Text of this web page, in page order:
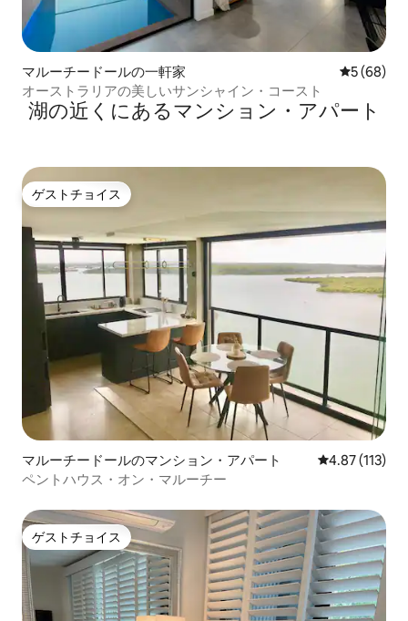
マルーチードールの一軒家 レビュー
5 (68)
オーストラリアの美しいサンシャイン・コースト
湖の近くにあるマンション・アパート
ゲストチョイス
ゲストチョイス
マルーチードールのマンション・アパート レビュー113
4.87 (113)
ペントハウス・オン・マルーチー
ゲストチョイス
ゲストチョイス